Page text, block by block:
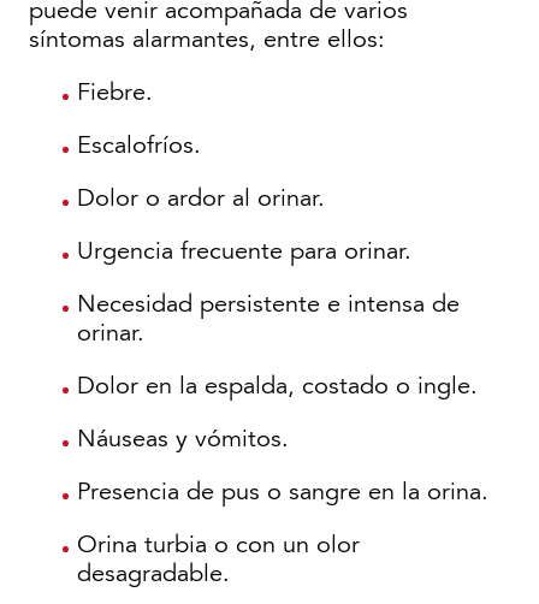
puede venir acompañada de varios
síntomas alarmantes, entre ellos:
Fiebre.
Escalofríos.
Dolor o ardor al orinar.
Urgencia frecuente para orinar.
Necesidad persistente e intensa de
orinar.
Dolor en la espalda, costado o ingle.
Náuseas y vómitos.
Presencia de pus o sangre en la orina.
Orina turbia o con un olor
desagradable.